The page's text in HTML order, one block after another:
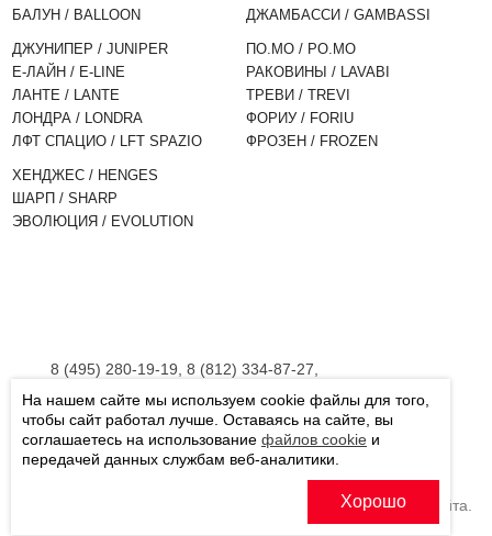
БАЛУН / BALLOON
ДЖАМБАССИ / GAMBASSI
ДЖУНИПЕР / JUNIPER
Е-ЛАЙН / E-LINE
ЛАНТЕ / LANTE
ЛОНДРА / LONDRA
ЛФТ СПАЦИО / LFT SPAZIO
ПО.МО / PO.MO
РАКОВИНЫ / LAVABI
ТРЕВИ / TREVI
ФОРИУ / FORIU
ФРОЗЕН / FROZEN
ХЕНДЖЕС / HENGES
ШАРП / SHARP
ЭВОЛЮЦИЯ / EVOLUTION
8 (495) 280-19-19, 8 (812) 334-87-27,
8 (800) 555-45-06
Пн-Вс: 9:00 - 21:00
Москва, ул. Вятская, 27, корп.5
г. Санкт-Петербург, Московское шоссе, 177 корп. 2
Мы используем файлы «cookie» для функционирования сайта.
Если вас это не устраивает, пожалуйста, покиньте сайт.
На нашем сайте мы используем cookie файлы для того,
чтобы сайт работал лучше. Оставаясь на сайте, вы
соглашаетесь на использование файлов cookie и
передачей данных службам веб-аналитики.
Хорошо